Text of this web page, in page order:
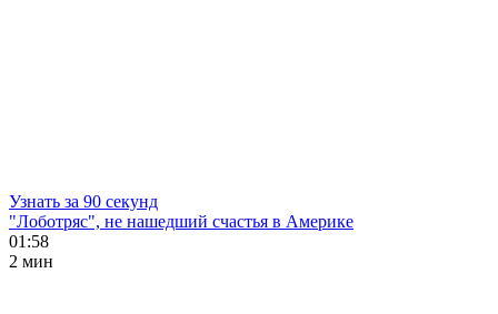
Узнать за 90 секунд
"Лоботряс", не нашедший счастья в Америке
01:58
2 мин